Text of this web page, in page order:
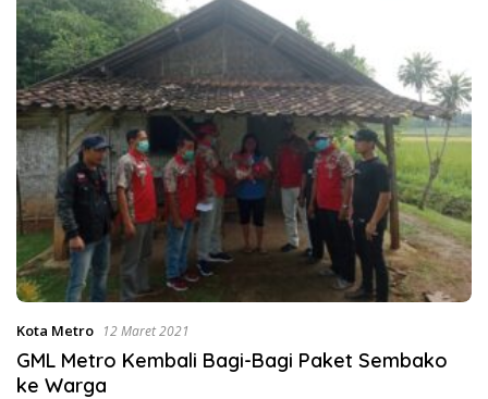
Kota Metro 12 Maret 2021
GML Metro Kembali Bagi-Bagi Paket Sembako
ke Warga